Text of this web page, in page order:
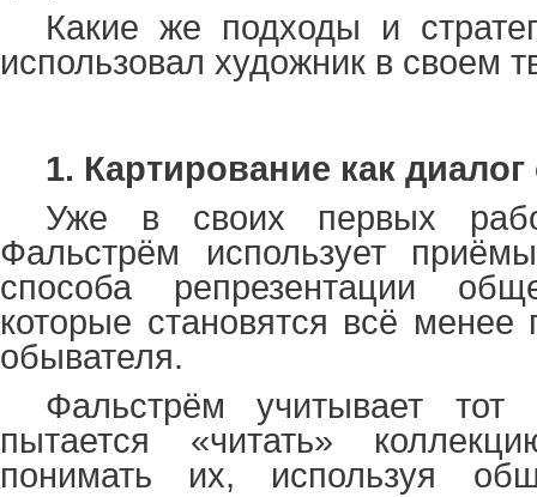
Какие же подходы и
использовал художник в своем
1. Картирование как
Уже в своих первых
Фальстрём использует
способа репрезентации
которые становятся всё
обывателя.
Фальстрём учитывает тот
пытается «читать»
понимать их, используя